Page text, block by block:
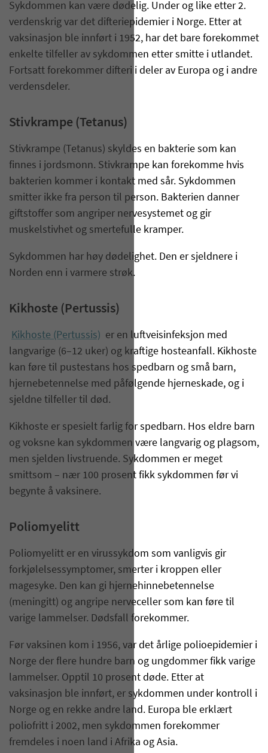
Sykdommen kan være dødelig. Under og like etter 2.
verdenskrig var det difteriepidemier i Norge. Etter at
vaksinasjon ble innført i 1952, har det bare forekommet
enkelte tilfeller av sykdommen etter smitte i utlandet.
Fortsatt forekommer difteri i deler av Europa og i andre
verdensdeler.
Stivkrampe (Tetanus)
Stivkrampe (Tetanus) skyldes en bakterie som kan
finnes i jordsmonn. Stivkrampe kan forekomme hvis
bakterien kommer i kontakt med sår. Sykdommen
smitter ikke fra person til person. Bakterien danner
giftstoffer som angriper nervesystemet og gir
muskelstivhet og smertefulle kramper.
Sykdommen har høy dødelighet. Den er sjeldnere i
Norden enn i varmere strøk.
Kikhoste (Pertussis)
Kikhoste (Pertussis) er en luftveisinfeksjon med
langvarige (6–12 uker) og kraftige hosteanfall. Kik­hoste
kan føre til pustestans hos spedbarn og små barn,
hjernebetennelse med påfølgende hjerneskade, og i
sjeldne tilfeller til død.
Kikhoste er spesielt farlig for spedbarn. Hos eldre barn
og voksne kan sykdommen være langvarig og plagsom,
men sjelden livstruende. Sykdommen er meget
smittsom – nær 100 prosent fikk sykdommen før vi
begynte å vaksinere.
Poliomyelitt
Poliomyelitt er en virussykdom som vanligvis gir
forkjølelsessymptomer, smerter i kroppen eller
magesyke. Den kan gi hjernehinnebetennelse
(meningitt) og angripe nerveceller som kan føre til
varige lammelser. Dødsfall forekommer.
Før vaksinen kom i 1956, var det årlige polioepidemier i
Norge der flere hundre barn og ungdommer fikk varige
lammelser. Opptil 10 prosent døde. Etter at
vaksinasjon ble innført, er sykdommen under kontroll i
Norge og en rekke andre land. Europa ble erklært
poliofritt i 2002, men sykdommen fore­kommer
fremdeles i noen land i Afrika og Asia.